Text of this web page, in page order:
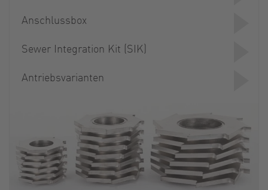
Anschlussbox
Sewer Integration Kit (SIK)
Antriebsvarianten